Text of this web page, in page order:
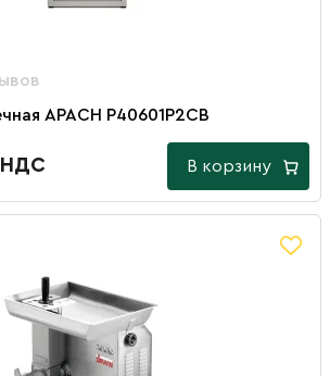
APACH P40601P2CB
НДС В корзину